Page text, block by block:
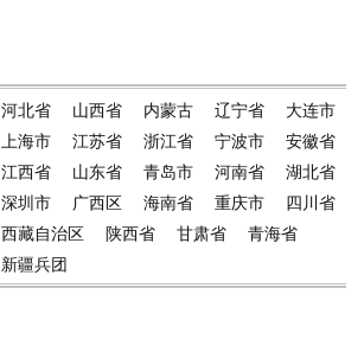
河北省 山西省 内蒙古 辽宁省
大连市
上海市 江苏省 浙江省 宁波市
安徽省
江西省 山东省 青岛市 河南省
湖北省
深圳市 广西区 海南省 重庆市
四川省
西藏自治区 陕西省 甘肃省
青海省
新疆兵团